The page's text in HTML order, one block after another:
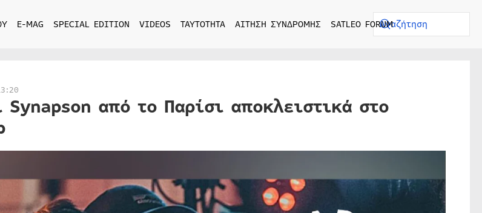
E-MAG SPECIAL EDITION VIDEOS ΤΑΥΤΟΤΗΤΑ ΑΙΤΗΣΗ ΣΥΝΔΡΟΜΗΣ SATLEO FORUM
Synapson από το Παρίσι αποκλειστικά στο